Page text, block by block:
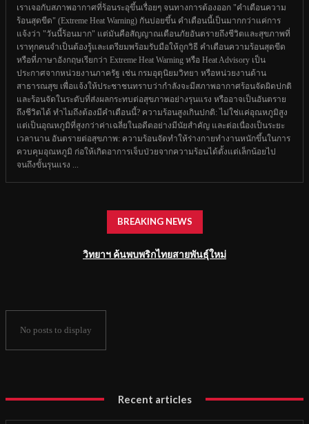
เราเจอกับสภาพอากาศที่ร้อนระอุขึ้นเรื่อยๆ จนทางการต้องออก "คำเตือนความ
ร้อนสุดขีด" (Extreme Heat Warning) กันบ่อยขึ้น คำเตือนนี้เป็นมากกว่าแค่การ
แจ้งว่า "วันนี้ร้อนมาก" แต่มันคือสัญญาณเตือนภัยอันตรายถึงชีวิตและสุขภาพที่
เราทุกคนจำเป็นต้องรู้และเตรียมพร้อมรับมือให้ถูกวิธี คำเตือนความร้อนสุดขีด
หรือที่ภาษาอังกฤษเรียกว่า Extreme Heat Warning หรือ Heat Advisory เป็น
ประกาศจากหน่วยงานภาครัฐ เช่น กรมอุตุนิยมวิทยา หรือหน่วยงานด้าน
สาธารณสุข เพื่อแจ้งให้ประชาชนทราบว่ากำลังจะมีสภาพอากาศร้อนจัดผิดปกติ
และร้อนจัดในระดับที่ส่งผลกระทบต่อสุขภาพอย่างรุนแรง หรืออาจเป็นอันตราย
ถึงชีวิตได้ ทำไมถึงต้องมีคำเตือนนี้? ความร้อนสูงเกินปกติ: ไม่ใช่แค่อุณหภูมิสูง
แต่เป็นอุณหภูมิที่สูงกว่าค่าเฉลี่ยในอดีตอย่างมีนัยสำคัญ และต่อเนื่องเป็นระยะ
เวลานาน อันตรายต่อสุขภาพ: ความร้อนจัดทำให้ร่างกายทำงานหนักขึ้นในการ
ควบคุมอุณหภูมิ ก่อให้เกิดอาการเจ็บป่วยจากความร้อนได้ตั้งแต่เล็กน้อยไป
จนถึงขั้นรุนแรง ...
BREAKING NEWS
วิทยาฯ ค้นพบพริกไทยสายพันธุ์ใหม่
No posts to display
Recent articles